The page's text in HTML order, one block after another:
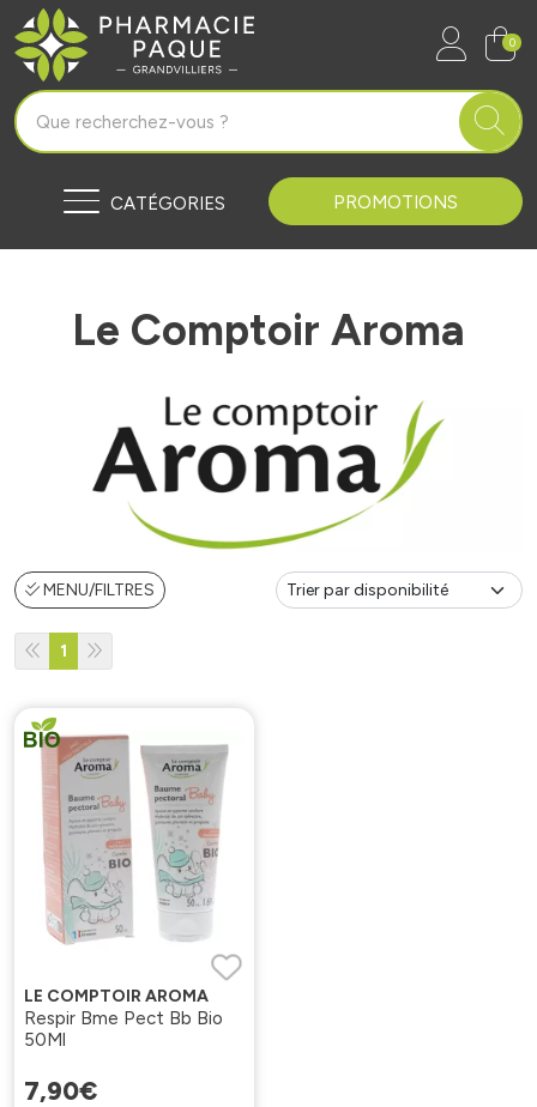
Pharmacie Paque Grandvilliers
0
CATÉGORIES PROMOTIONS
Le Comptoir Aroma
MENU/FILTRES
1
LE COMPTOIR AROMA
Respir Bme Pect Bb Bio
50Ml
7,90€